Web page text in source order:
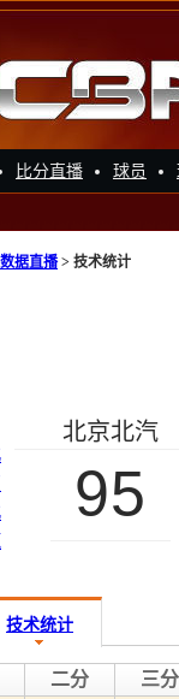
比分直播 球员
据直播> 技术统计
北京北汽
95
技术统计
二分 三分